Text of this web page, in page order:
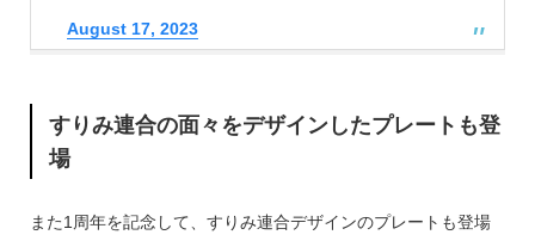
August 17, 2023
すりみ連合の面々をデザインしたプレートも登
場
また1周年を記念して、すりみ連合デザインのプレートも登場